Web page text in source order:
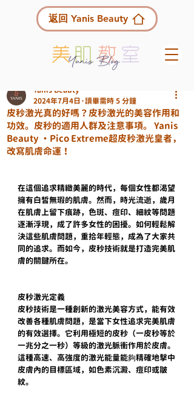
返回 Yanis Beauty
皮秒激光真的好嗎？皮秒激光的美容作用和
功效。皮秒的適用人群及注意事項。 Yanis
Beauty ・Pico Extreme超皮秒激光皇者，
改寫肌膚命運！
Yanis Beauty
2024年7月4日 讀畢需時 5 分鐘
在這個追求精緻美麗的時代，每個女性都渴望
擁有白皙無瑕的肌膚。然而，時光流逝，歲月
在肌膚上留下痕跡，色斑、痘印、細紋等問題
逐漸浮現，成了許多女性的困擾。如何輕鬆解
決這些肌膚問題，重拾年輕態，成為了大家共
同的追求。而如今，皮秒技術就是打造完美肌
膚的關鍵所在。
皮秒激光定義
皮秒技術是一種創新的激光美容方式，能有效
改善各種肌膚問題，是當下女性追求完美肌膚
的有效選擇。它利用極短的皮秒（一皮秒等於
一兆分之一秒）等級的激光脈衝作用於皮膚。
這種高速、高強度的激光能量能夠精確地擊中
皮膚內的目標區域，如色素沉澱、痘印或皺
紋。